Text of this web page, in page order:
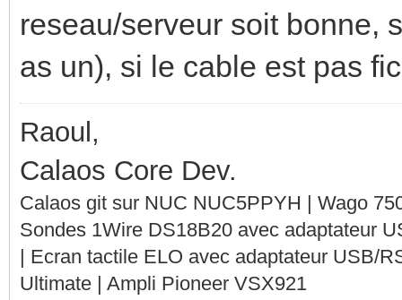
reseau/serveur soit bonne,
as un), si le cable est pas
Raoul,
Calaos Core Dev.
Calaos git sur NUC NUC5PPYH | Wago
Sondes 1Wire DS18B20 avec adaptateur
| Ecran tactile ELO avec adaptateur USB/
Ultimate | Ampli Pioneer VSX921